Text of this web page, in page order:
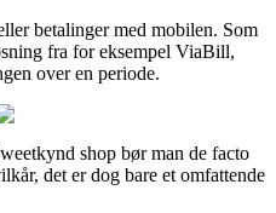
betalinger med mobilen. Som
fra for eksempel ViaBill,
over en periode.
shop bør man de facto
det er dog bare et omfattende